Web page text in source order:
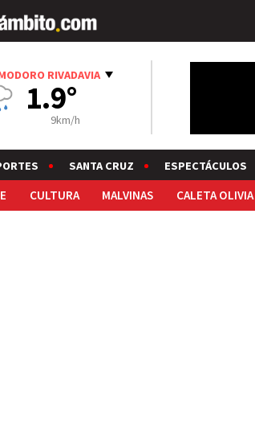
RIVADAVIA
1.9°
9km/h
SANTA CRUZ ESPECTÁCULOS
CULTURA MALVINAS CALETA OLIVIA